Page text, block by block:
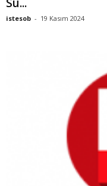
Su...
istesob - 19 Kasım 2024